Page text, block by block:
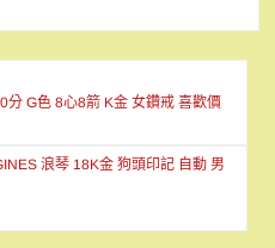
分 G色 8心8箭 K金 女鑽戒 喜歡價
浪琴 18K金 狗頭印記 自動 男